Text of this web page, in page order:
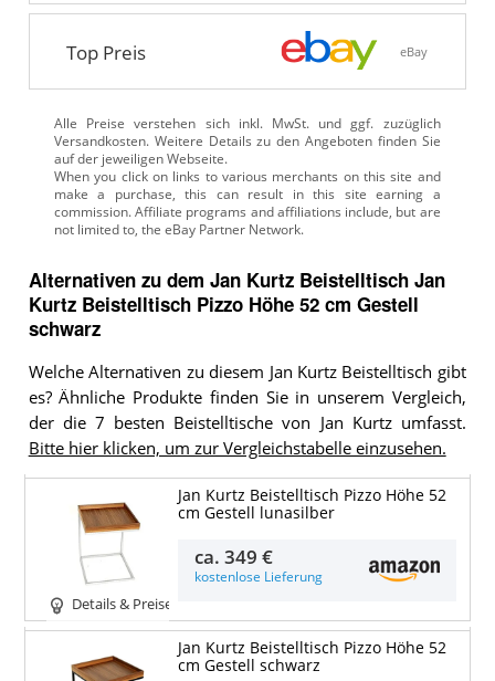
Top Preis eBay
Alle Preise verstehen sich inkl. MwSt. und ggf. zuzüglich
Versandkosten. Weitere Details zu den Angeboten finden Sie
auf der jeweiligen Webseite.
Alternativen zu dem Jan Kurtz Beistelltisch Jan
Kurtz Beistelltisch Pizzo Höhe 52 cm Gestell
schwarz
Welche Alternativen zu diesem Jan Kurtz Beistelltisch gibt
es? Ähnliche Produkte finden Sie in unserem Vergleich,
der die 7 besten Beistelltische von Jan Kurtz umfasst.
Bitte hier klicken, um zur Vergleichstabelle einzusehen.
Details & Preise
Jan Kurtz Beistelltisch Pizzo Höhe 52
cm Gestell lunasilber
ca.349 €
kostenlose Lieferung
Jan Kurtz Beistelltisch Pizzo Höhe 52
cm Gestell schwarz